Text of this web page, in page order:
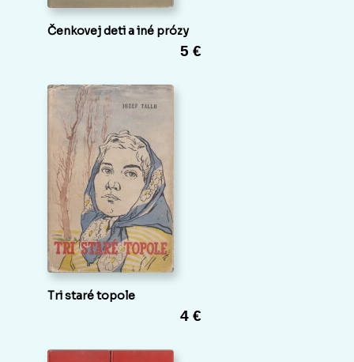
Čenkovej deti a iné prózy
5 €
Tri staré topole
4 €